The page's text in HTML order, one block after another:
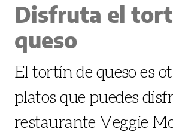
Disfruta el
queso
El tortín de queso es
platos que puedes
restaurante Veggie